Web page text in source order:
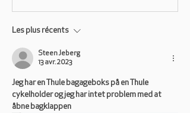
Les plus récents
Steen Jeberg
13 avr. 2023
Jeg har en Thule bagageboks på en Thule
cykelholder og jeg har intet problem med at
åbne bagklappen